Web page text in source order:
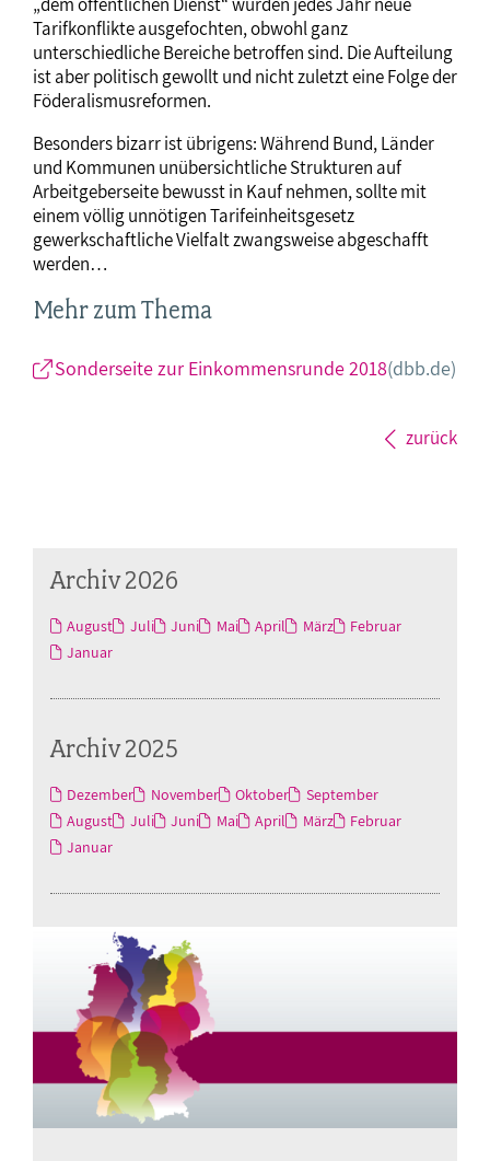
Tarifkonflikte ausgefochten, obwohl ganz
unterschiedliche Bereiche betroffen sind. Die Aufteilung
ist aber politisch gewollt und nicht zuletzt eine Folge der
Föderalismusreformen.
Besonders bizarr ist übrigens: Während Bund, Länder
und Kommunen unübersichtliche Strukturen auf
Arbeitgeberseite bewusst in Kauf nehmen, sollte mit
einem völlig unnötigen Tarifeinheitsgesetz
gewerkschaftliche Vielfalt zwangsweise abgeschafft
werden…
Mehr zum Thema
Sonderseite zur Einkommensrunde 2018(dbb.de)
zurück
Archiv 2026
August Juli Juni Mai April März
Februar
Januar
Archiv 2025
Dezember November Oktober
September
August
Juli Juni Mai April März
Februar
Januar